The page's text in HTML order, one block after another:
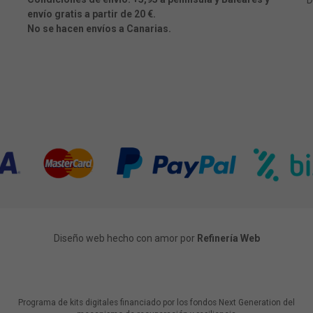
envío gratis a partir de 20 €.
No se hacen envíos a Canarias.
Diseño web hecho con amor por Refinería Web
Programa de kits digitales financiado por los fondos Next Generation del